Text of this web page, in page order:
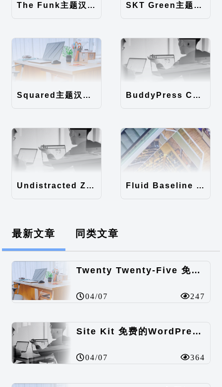
The Funk主题汉化包 SKT Green主题汉化包
Squared主题汉化包 BuddyPress Colours主题汉化包
Undistracted Zen主题汉化包 Fluid Baseline Grid主题汉化包
最新文章 同类文章
Twenty Twenty-Five 免费的WordPress内容主题
04/07 247
Site Kit 免费的WordPress数据统计插件
04/07 364